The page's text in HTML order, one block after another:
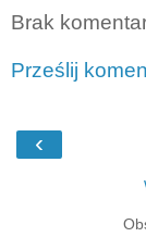
Brak
Prześlij
‹